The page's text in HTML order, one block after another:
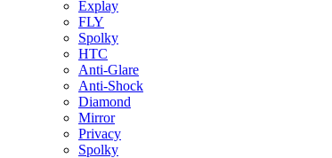
Explay
FLY
Spolky
HTC
Anti-Glare
Anti-Shock
Diamond
Mirror
Privacy
Spolky